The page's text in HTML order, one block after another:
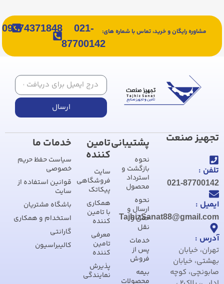
مشاوره رایگان و خرید، تماس با شماره های:
021-
87700142
09374371848
ارسال
تجهیز صنعت
تلفن :
021-87700142
ایمیل :
TajhizSanat88@gmail.com
آدرس :
تهران، خیابان
بهشتی، خیابان
صابونچی، کوچه
پشتیبانی
نحوه
بازگشت و
استرداد
محصول
نحوه
ارسال و
حمل و
نقل
خدمات
پس از
فروش
بیمه
محصولات
تامین
کننده
سایت
فروشگاهی
پیکاتک
همکاری
با تامین
کننده
معرفی
تامین
کننده
پذیرش
نمایندگی
خدمات ما
سیاست حفظ حریم
خصوصی
قوانین استفاده از
سایت
باشگاه مشتریان
استخدام و همکاری
گارانتی
کالیبراسیون